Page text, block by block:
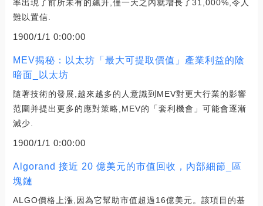
率出現了前所未有的飆升,僅一天之內就增長了31,000%,令人
難以置信.
1900/1/1 0:00:00
MEV揭秘：以太坊「最大可提取價值」產業利益的陰
暗面_以太坊
隨著技術的發展,越來越多的人意識到MEV對更大行業的影響
范圍并提出更多的應對策略,MEV的「套利機會」可能會逐漸
減少.
1900/1/1 0:00:00
Algorand 接近 20 億美元的市值回收，內部細節_區
塊鏈
ALGO價格上漲,因為它幫助市值超過16億美元。該項目的基